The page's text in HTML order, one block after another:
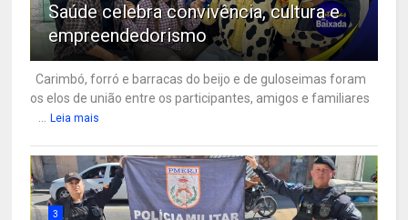
Saúde celebra convivência, cultura e
empreendedorismo
Carimbó, forró e barracas do beijo e de guloseimas foram
os elos de união entre os participantes, amigos e familiares
Leia mais
3